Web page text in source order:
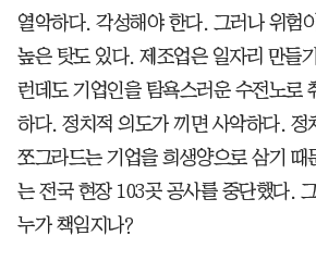
열악하다. 각성해야 한다. 그러나 위험
높은 탓도 있다. 제조업은 일자리 만들
런데도 기업인을 탐욕스러운 수전노로
하다. 정치적 의도가 끼면 사악하다. 정
쪼그라드는 기업을 희생양으로 삼기 때
는 전국 현장 103곳 공사를 중단했다.
누가 책임지나?